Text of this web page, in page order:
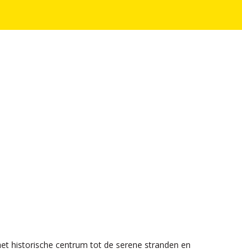
historische centrum tot de serene stranden en